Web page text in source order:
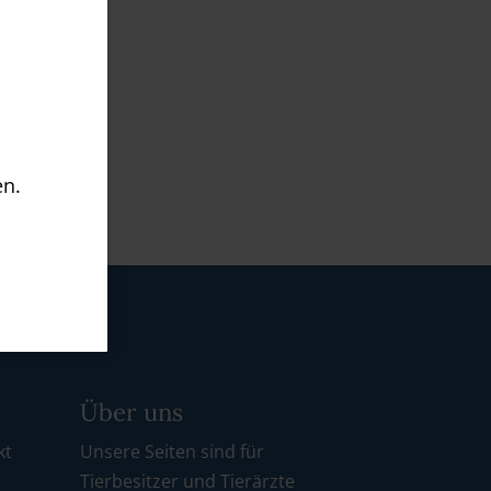
Über uns
Unsere Seiten sind für
Tierbesitzer und Tierärzte